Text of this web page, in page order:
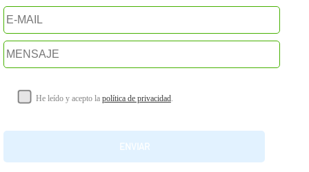
He leído y acepto la política de privacidad.